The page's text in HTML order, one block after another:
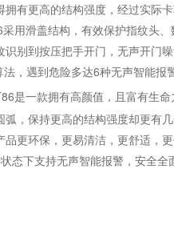
拥有更高的结构强度，经过实际
用滑盖结构，有效保护指纹头
识别到按压把手开门，无声开门
，遇到危险多达6种无声智能报
是一款拥有高颜值，且富有生
弧，保持更高的结构强度却更有
品更环保，更易清洁，更舒适，
态下支持无声智能报警，安全全